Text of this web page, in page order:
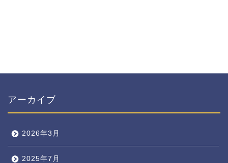
アーカイブ
2026年3月
2025年7月